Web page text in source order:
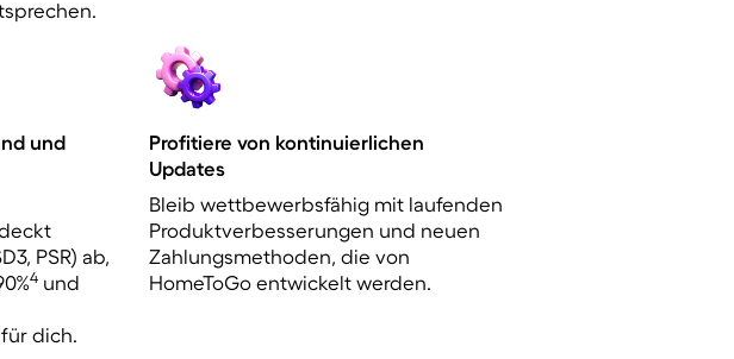
und
PSR) ab,
4und
dich.
Profitiere von kontinuierlichen
Updates
Bleib wettbewerbsfähig mit laufenden
Produktverbesserungen und neuen
Zahlungsmethoden, die von
HomeToGo entwickelt werden.